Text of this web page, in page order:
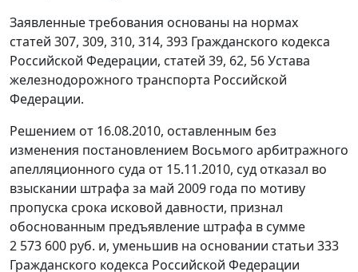
Заявленные требования основаны на нормах
статей 307, 309, 310, 314, 393 Гражданского кодекса
Российской Федерации, статей 39, 62, 56 Устава
железнодорожного транспорта Российской
Федерации.
Решением от 16.08.2010, оставленным без
изменения постановлением Восьмого арбитражного
апелляционного суда от 15.11.2010, суд отказал во
взыскании штрафа за май 2009 года по мотиву
пропуска срока исковой давности, признал
обоснованным предъявление штрафа в сумме
2 573 600 руб. и, уменьшив на основании статьи 333
Гражданского кодекса Российской Федерации